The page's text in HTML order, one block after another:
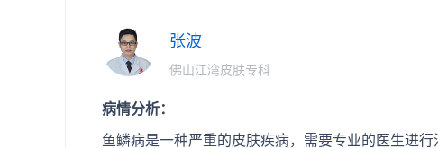
张波
佛山江湾皮肤专科
病情分析：
鱼鳞病是一种严重的皮肤疾病，需要专业的医生进